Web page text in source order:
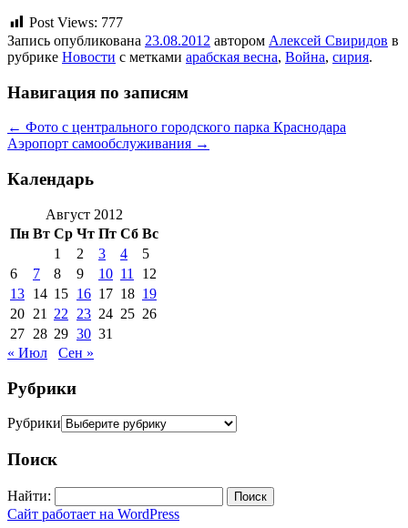
Post Views: 777
Запись опубликована 23.08.2012 автором Алексей Свиридов в
рубрике Новости с метками арабская весна, Война, сирия.
Навигация по записям
← Фото с центрального городского парка Краснодара
Аэропорт самообслуживания →
Календарь
Август 2012
Пн Вт Ср Чт Пт Сб Вс
1
2 3 4
5
6
7 8 9 10 11
12
13 14 15 16 17 18 19
20 21 22 23 24 25 26
27 28 29 30 31
« Июл
Сен »
Рубрики
Рубрики
Поиск
Найти:
Сайт работает на WordPress